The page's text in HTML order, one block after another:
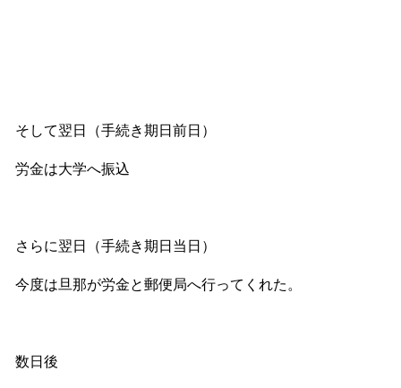
そして翌日（手続き期日前日）
労金は大学へ振込
さらに翌日（手続き期日当日）
今度は旦那が労金と郵便局へ行ってくれた。
数日後